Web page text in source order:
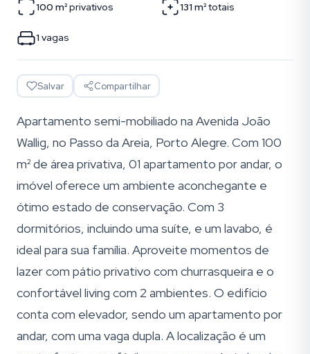
100 m²privativos 131 m²totais
1 vagas
Salvar Compartilhar
Apartamento semi-mobiliado na Avenida João
Wallig, no Passo da Areia, Porto Alegre. Com 100
m² de área privativa, 01 apartamento por andar, o
imóvel oferece um ambiente aconchegante e
ótimo estado de conservação. Com 3
dormitórios, incluindo uma suíte, e um lavabo, é
ideal para sua família. Aproveite momentos de
lazer com pátio privativo com churrasqueira e o
confortável living com 2 ambientes. O edifício
conta com elevador, sendo um apartamento por
andar, com uma vaga dupla. A localização é um